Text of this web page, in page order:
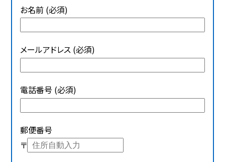
お名前 (必須)
メールアドレス (必須)
電話番号 (必須)
郵便番号
〒